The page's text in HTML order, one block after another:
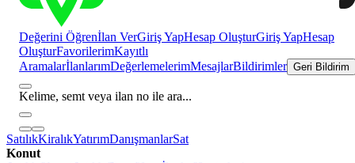
Değerini Öğrenİlan VerGiriş YapHesap OluşturGiriş YapHesap
OluşturFavorilerimKayıtlı
AramalarİlanlarımDeğerlemelerimMesajlarBildirimler Geri Bildirim
Kelime, semt veya ilan no ile ara...
SatılıkKiralıkYatırımDanışmanlarSat
Konut